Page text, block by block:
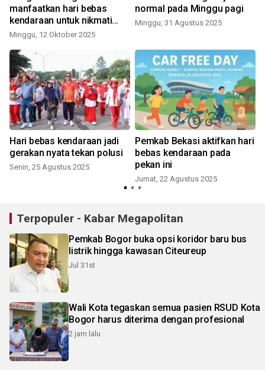
manfaatkan hari bebas
kendaraan untuk nikmati
udara bersih dan sehat
Minggu, 12 Oktober 2025
normal pada Minggu pagi
Minggu, 31 Agustus 2025
Hari bebas kendaraan jadi
gerakan nyata tekan polusi
Senin, 25 Agustus 2025
Pemkab Bekasi aktifkan hari
bebas kendaraan pada
pekan ini
Jumat, 22 Agustus 2025
Terpopuler - Kabar Megapolitan
Pemkab Bogor buka opsi koridor baru bus
listrik hingga kawasan Citeureup
Jul 31st
Wali Kota tegaskan semua pasien RSUD Kota
Bogor harus diterima dengan profesional
2 jam lalu